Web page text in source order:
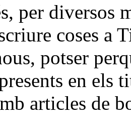
per diversos
coses a
potser
en els
articles de